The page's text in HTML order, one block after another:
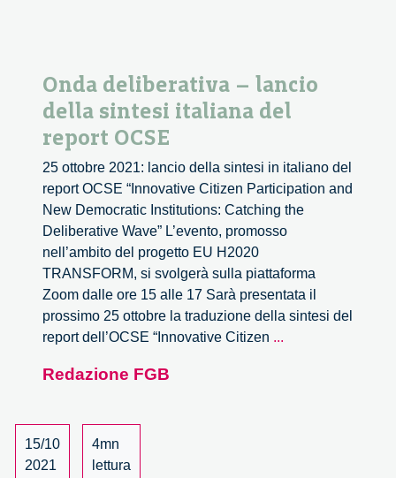
Onda deliberativa – lancio
della sintesi italiana del
report OCSE
25 ottobre 2021: lancio della sintesi in italiano del
report OCSE “Innovative Citizen Participation and
New Democratic Institutions: Catching the
Deliberative Wave” L’evento, promosso
nell’ambito del progetto EU H2020
TRANSFORM, si svolgerà sulla piattaforma
Zoom dalle ore 15 alle 17 Sarà presentata il
prossimo 25 ottobre la traduzione della sintesi del
report dell’OCSE “Innovative Citizen ...
Redazione FGB
15/10
2021
4mn
lettura